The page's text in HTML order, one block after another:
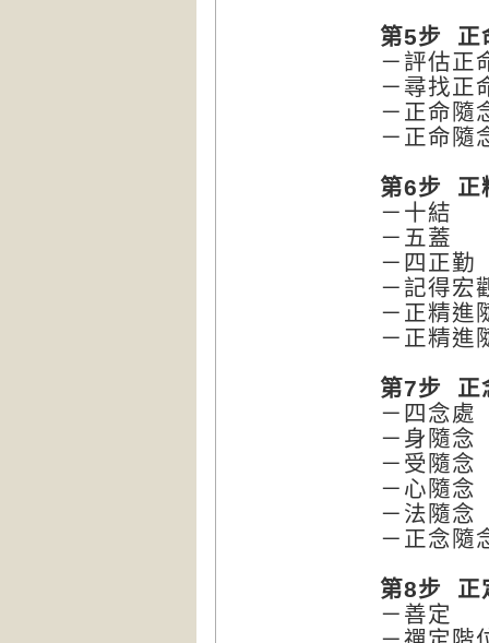
第5步 正
－評估正
－尋找正
－正命隨
－正命隨
第6步 正
－十結
－五蓋
－四正勤
－記得宏
－正精進
－正精進
第7步 正
－四念處
－身隨念
－受隨念
－心隨念
－法隨念
－正念隨
第8步 正
－善定